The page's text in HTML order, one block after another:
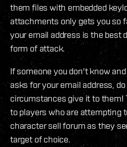
them files with embedded
attachments only gets you so
your email address is the best
form of attack.
If someone you don't know
asks for your email address,
circumstances give it to them!
to players who are attempting
character sell forum as they
target of choice.